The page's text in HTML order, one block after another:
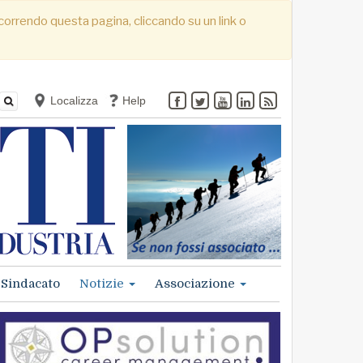
questa pagina, cliccando su un link o
Localizza Help
Sindacato Notizie Associazione